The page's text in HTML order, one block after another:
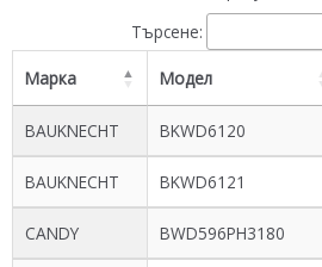
Търсене:
Марка Модел
BAUKNECHT BKWD6120
BAUKNECHT BKWD6121
CANDY BWD596PH3180